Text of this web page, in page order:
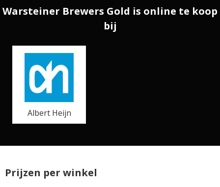
Warsteiner Brewers Gold is online te koop
bij
Albert Heijn
Prijzen per winkel